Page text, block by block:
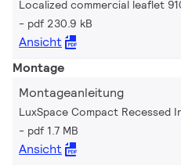
Localized commercial leaflet
pdf 230.9 kB
Ansicht
Montage
Montageanleitung
LuxSpace Compact Recessed
pdf 1.7 MB
Ansicht